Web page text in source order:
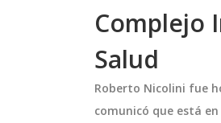
Complejo
Salud
Roberto Nicolini fue
comunicó que está